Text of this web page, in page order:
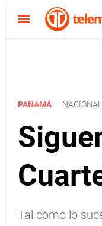
PANAMÁ
Tal como lo